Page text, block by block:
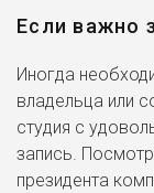
Если важно
Иногда
владельца или
студия с
запись.
президента